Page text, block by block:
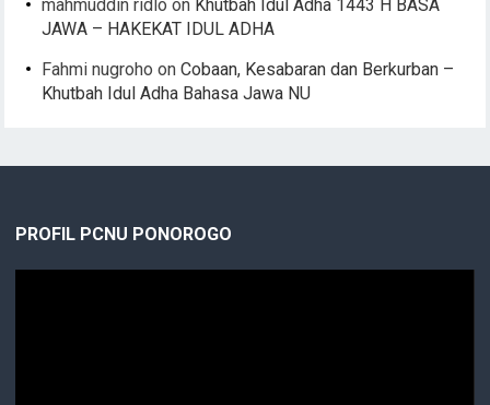
mahmuddin ridlo on Khutbah Idul Adha 1443 H BASA
JAWA – HAKEKAT IDUL ADHA
Fahmi nugroho onCobaan, Kesabaran dan Berkurban –
Khutbah Idul Adha Bahasa Jawa NU
PROFIL PCNU PONOROGO